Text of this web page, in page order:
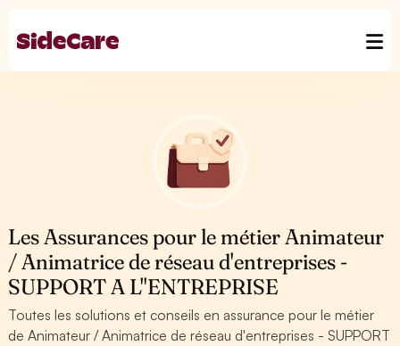
Les Assurances pour le métier Animateur
/ Animatrice de réseau d'entreprises -
SUPPORT A L''ENTREPRISE
Toutes les solutions et conseils en assurance pour le métier
de Animateur / Animatrice de réseau d'entreprises - SUPPORT